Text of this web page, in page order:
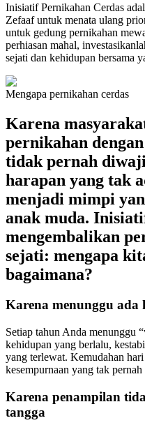
Inisiatif Pernikahan Cerdas
Zefaaf untuk menata ulang
untuk gedung pernikahan
perhiasan mahal,
sejati dan kehidupan bersama
Mengapa pernikahan cerdas
Karena
pernikahan
tidak pernah
harapan yang tak
menjadi mimpi
anak muda.
mengembalikan
sejati: mengapa
bagaimana?
Karena menunggu ada
Setiap tahun Anda menunggu
kehidupan yang berlalu,
yang terlewat. Kemudahan
kesempurnaan yang tak pernah
Karena penampilan
tangga